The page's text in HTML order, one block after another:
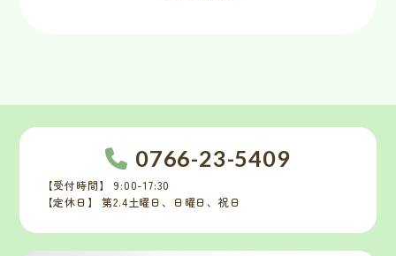
0766-23-5409
【受付時間】 9:00-17:30
【定休日】 第2.4土曜日、日曜日、祝日